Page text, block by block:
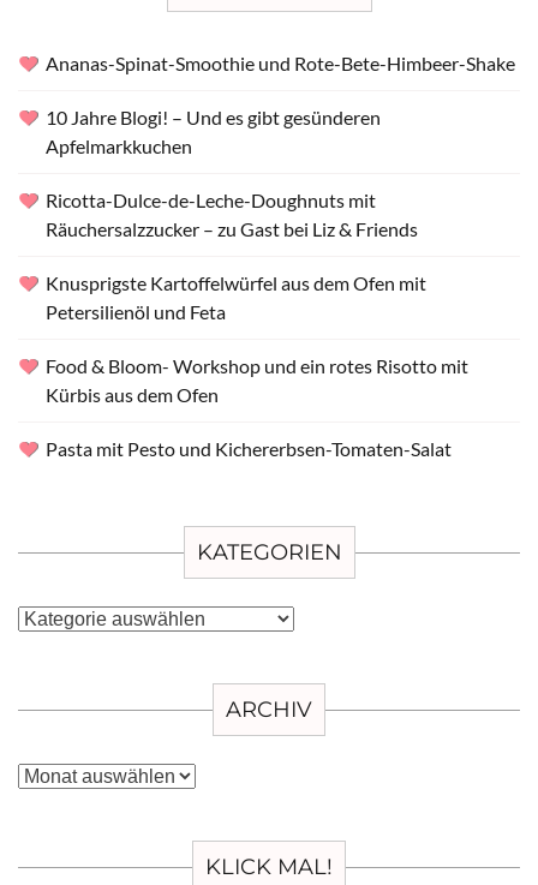
Ananas-Spinat-Smoothie und Rote-Bete-Himbeer-Shake
10 Jahre Blogi! – Und es gibt gesünderen
Apfelmarkkuchen
Ricotta-Dulce-de-Leche-Doughnuts mit
Räuchersalzzucker – zu Gast bei Liz & Friends
Knusprigste Kartoffelwürfel aus dem Ofen mit
Petersilienöl und Feta
Food & Bloom- Workshop und ein rotes Risotto mit
Kürbis aus dem Ofen
Pasta mit Pesto und Kichererbsen-Tomaten-Salat
KATEGORIEN
Kategorien
ARCHIV
Archiv
KLICK MAL!